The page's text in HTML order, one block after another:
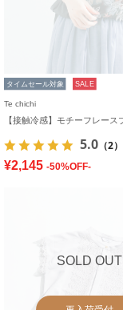
タイムセール対象 SALE
Te chichi
5.0 （2）
¥2,145 -50%OFF-
SOLD OUT